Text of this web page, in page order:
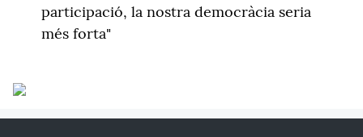
participació, la nostra democràcia seria
més forta"